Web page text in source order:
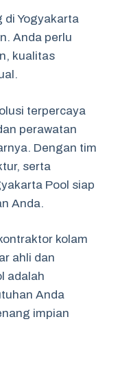
di Yogyakarta
Anda perlu
kualitas
terpercaya
perawatan
Dengan tim
serta
Pool siap
Anda.
kolam
ahli dan
adalah
Anda
impian